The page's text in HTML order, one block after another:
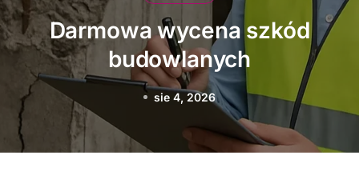
wycenę firmy
transportowej
sie 2, 2026